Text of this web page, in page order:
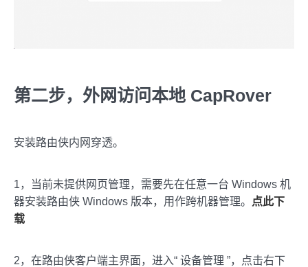
第二步，外网访问本地 CapRover
安装路由侠内网穿透。
1，当前未提供网页管理，需要先在任意一台 Windows 机
器安装路由侠 Windows 版本，用作跨机器管理。
点此下
载
2，在路由侠客户端主界面，进入“ 设备管理 ”，点击右下